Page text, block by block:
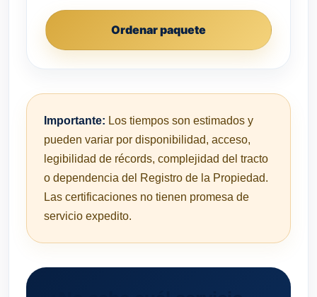
Ordenar paquete
Importante: Los tiempos son estimados y
pueden variar por disponibilidad, acceso,
legibilidad de récords, complejidad del tracto
o dependencia del Registro de la Propiedad.
Las certificaciones no tienen promesa de
servicio expedito.